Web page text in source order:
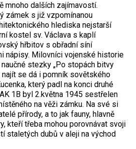
mnoho dalších zajímavostí.
zámek s již vzpomínanou
hlediska nejstarší
kostel sv. Václava s kaplí
hřbitov s obřadní síní
nápisy. Milovníci vojenské historie
stezky „Po stopách bitvy
najít se dá i pomník sovětského
který padl na konci druhé
1B byl 2.května 1945 sestřelen
na věži zámku. Na své si
přírody, a to jak fauny, hlavně
kteří třeba mohou porovnávat svoji
staletých dubů v aleji na východ